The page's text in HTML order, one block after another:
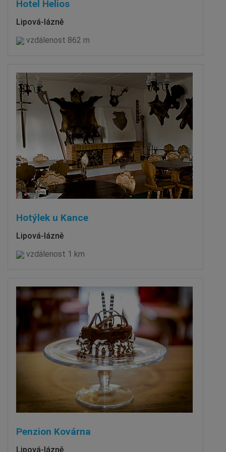
Hotel Helios
Lipová-lázně
vzdálenost 862 m
Hotýlek u Kance
Lipová-lázně
vzdálenost 1 km
Penzion Kovárna
Lipová-lázně